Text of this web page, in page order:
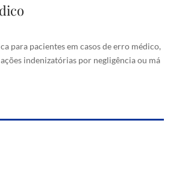
para pacientes em casos de erro médico,
indenizatórias por negligência ou má
Direito Médico
direito à saúde, e ações indenizatórias
negligência ou má prática médica.